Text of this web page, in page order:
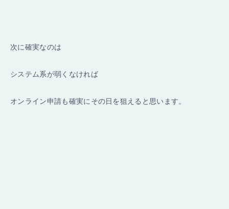
次に確実なのは
システム系が弱くなければ
オンライン申請も確実にその日を狙えると思います。